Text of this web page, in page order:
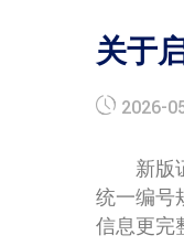
关于
2026-
新版证
统一编号
信息更完